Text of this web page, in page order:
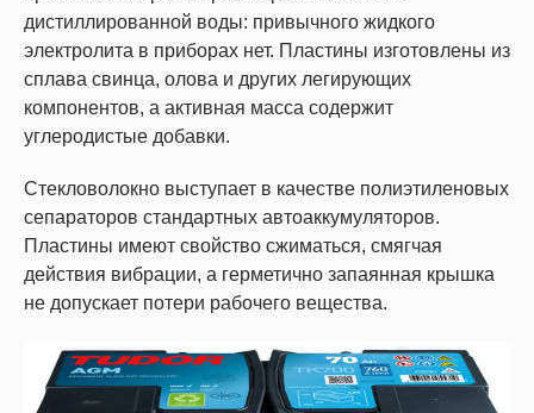
дистиллированной воды: привычного жидкого
электролита в приборах нет. Пластины изготовлены из
сплава свинца, олова и других легирующих
компонентов, а активная масса содержит
углеродистые добавки.
Стекловолокно выступает в качестве полиэтиленовых
сепараторов стандартных автоаккумуляторов.
Пластины имеют свойство сжиматься, смягчая
действия вибрации, а герметично запаянная крышка
не допускает потери рабочего вещества.